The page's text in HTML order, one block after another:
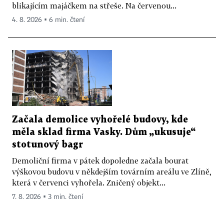
blikajícím majáčkem na střeše. Na červenou...
4. 8. 2026 ▪ 6 min. čtení
Začala demolice vyhořelé budovy, kde
měla sklad firma Vasky. Dům „ukusuje“
stotunový bagr
Demoliční firma v pátek dopoledne začala bourat
výškovou budovu v někdejším továrním areálu ve Zlíně,
která v červenci vyhořela. Zničený objekt...
7. 8. 2026 ▪ 3 min. čtení